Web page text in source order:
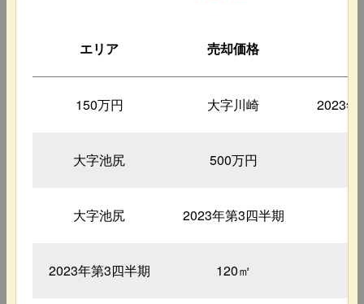
エリア 売却価格
150万円 大字川崎 2023年
大字池尻 500万円
大字池尻 2023年第3四半期
2023年第3四半期 120㎡